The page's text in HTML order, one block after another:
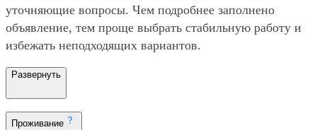
уточняющие вопросы. Чем подробнее заполнено
объявление, тем проще выбрать стабильную работу и
избежать неподходящих вариантов.
Развернуть
Проживание